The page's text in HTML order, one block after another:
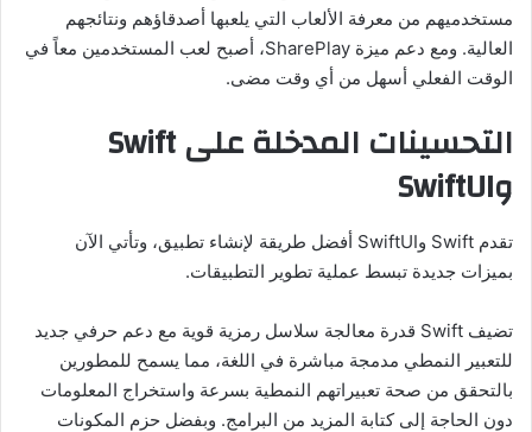
مستخدميهم من معرفة الألعاب التي يلعبها أصدقاؤهم ونتائجهم
العالية. ومع دعم ميزة SharePlay، أصبح لعب المستخدمين معاً في
الوقت الفعلي أسهل من أي وقت مضى.
التحسينات المدخلة على Swift
وSwiftUI
تقدم Swift وSwiftUI أفضل طريقة لإنشاء تطبيق، وتأتي الآن
بميزات جديدة تبسط عملية تطوير التطبيقات.
تضيف Swift قدرة معالجة سلاسل رمزية قوية مع دعم حرفي جديد
للتعبير النمطي مدمجة مباشرة في اللغة، مما يسمح للمطورين
بالتحقق من صحة تعبيراتهم النمطية بسرعة واستخراج المعلومات
دون الحاجة إلى كتابة المزيد من البرامج. وبفضل حزم المكونات